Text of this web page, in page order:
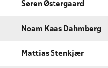
Søren Østergaard
Noam Kaas Dahmberg
Mattias Stenkjær